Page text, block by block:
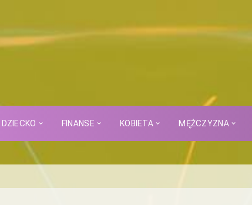
DZIECKO FINANSE KOBIETA MĘŻCZYZNA